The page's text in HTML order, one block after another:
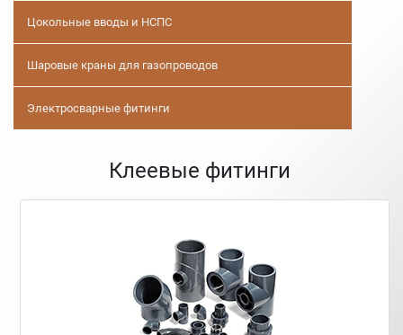
Цокольные вводы и НСПС
Шаровые краны для газопроводов
Электросварные фитинги
Клеевые фитинги